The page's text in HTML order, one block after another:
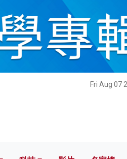
Fri Aug 07
科技 影片 名家